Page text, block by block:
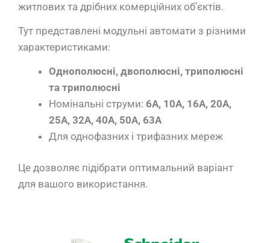
житлових та дрібних комерційних об’єктів.
Тут представлені модульні автомати з різними
характеристиками:
Однополюсні, двополюсні, триполюсні
та триполюсні
Номінальні струми: 6A, 10A, 16A, 20A,
25A, 32A, 40A, 50А, 63A
Для однофазних і трифазних мереж
Це дозволяє підібрати оптимальний варіант
для вашого використання.